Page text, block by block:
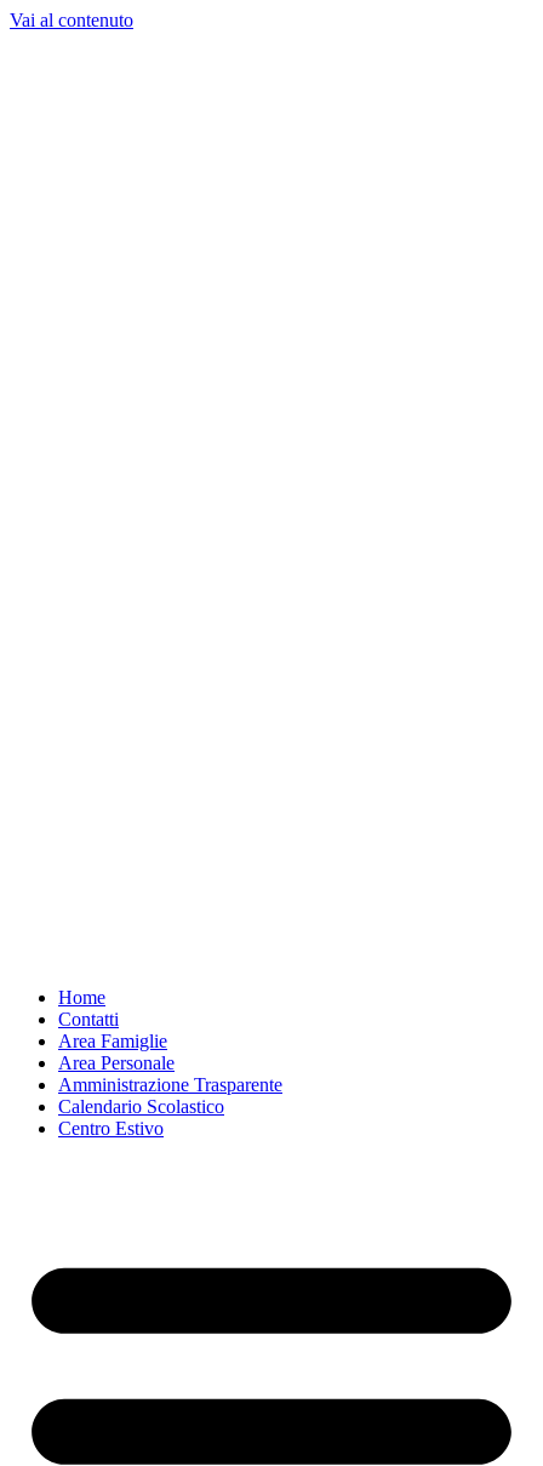
Vai al contenuto
Home
Contatti
Area Famiglie
Area Personale
Amministrazione Trasparente
Calendario Scolastico
Centro Estivo